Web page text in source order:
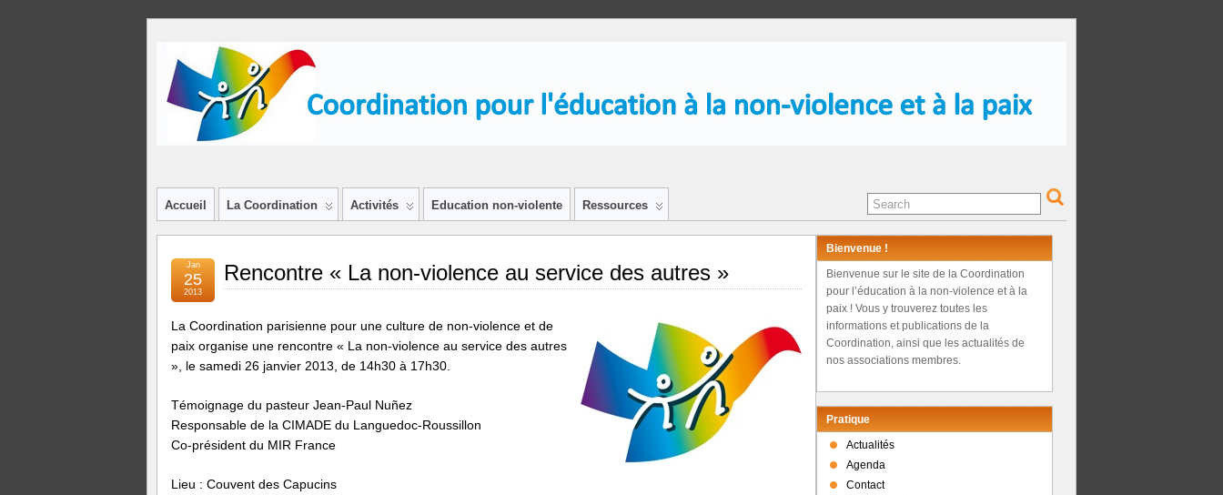
Accueil La Coordination Activités Education non-violente Ressources
Rencontre « La non-violence au service des autres »
Jan
25
2013
La Coordination parisienne pour une culture de non-violence et de
paix organise une rencontre « La non-violence au service des autres
», le samedi 26 janvier 2013, de 14h30 à 17h30.
Témoignage du pasteur Jean-Paul Nuñez
Responsable de la CIMADE du Languedoc-Roussillon
Co-président du MIR France
Lieu : Couvent des Capucins
Bienvenue !
Bienvenue sur le site de la Coordination
pour l’éducation à la non-violence et à la
paix ! Vous y trouverez toutes les
informations et publications de la
Coordination, ainsi que les actualités de
nos associations membres.
Pratique
Actualités
Agenda
Contact